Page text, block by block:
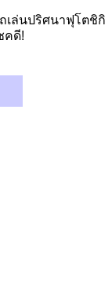
ล่นปริศนาฟุโตชิกิ
คดี!